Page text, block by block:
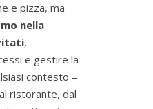
e pizza, ma
nella
,
e gestire la
contesto –
ristorante, dal